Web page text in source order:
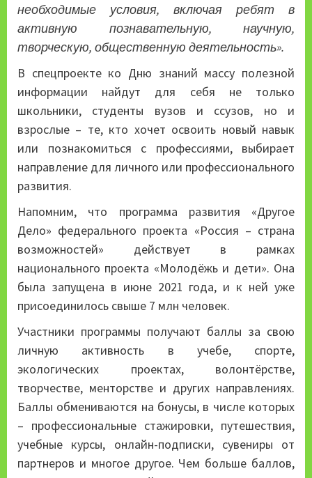
необходимые условия, включая ребят в
активную познавательную, научную,
творческую, общественную деятельность».
В спецпроекте ко Дню знаний массу полезной
информации найдут для себя не только
школьники, студенты вузов и ссузов, но и
взрослые – те, кто хочет освоить новый навык
или познакомиться с профессиями, выбирает
направление для личного или профессионального
развития.
Напомним, что программа развития «Другое
Дело» федерального проекта «Россия – страна
возможностей» действует в рамках
национального проекта «Молодёжь и дети». Она
была запущена в июне 2021 года, и к ней уже
присоединилось свыше 7 млн человек.
Участники программы получают баллы за свою
личную активность в учебе, спорте,
экологических проектах, волонтёрстве,
творчестве, менторстве и других направлениях.
Баллы обмениваются на бонусы, в числе которых
– профессиональные стажировки, путешествия,
учебные курсы, онлайн-подписки, сувениры от
партнеров и многое другое. Чем больше баллов,